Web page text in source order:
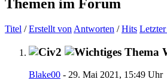
Themen im Forum
Titel /Erstellt von Antworten /Hits
Blake00 - 29. Mai 2021, 15:49 Uhr